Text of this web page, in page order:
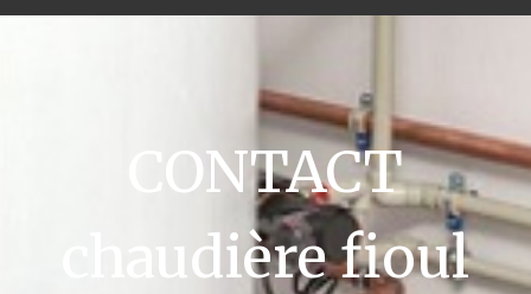
CONTACT
chaudière fioul